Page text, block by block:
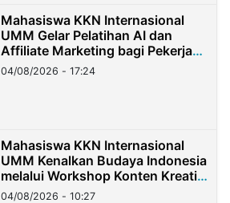
Mahasiswa KKN Internasional
UMM Gelar Pelatihan AI dan
Affiliate Marketing bagi Pekerja
Migran Indonesia di Taiwan
04/08/2026 - 17:24
Mahasiswa KKN Internasional
UMM Kenalkan Budaya Indonesia
melalui Workshop Konten Kreatif
di Taiwan
04/08/2026 - 10:27